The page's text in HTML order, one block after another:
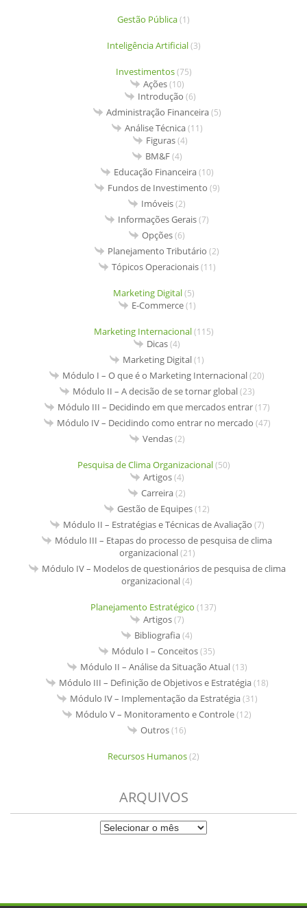
Gestão Pública(1)
Inteligência Artificial(3)
Investimentos(75)
Ações(10)
Introdução (6)
Administração Financeira(5)
Análise Técnica(11)
Figuras(4)
BM&F(4)
Educação Financeira(10)
Fundos de Investimento (9)
Imóveis(2)
Informações Gerais(7)
Opções(6)
Planejamento Tributário (2)
Tópicos Operacionais(11)
Marketing Digital(5)
E-Commerce(1)
Marketing Internacional(115)
Dicas(4)
Marketing Digital(1)
Módulo I – O que é o Marketing Internacional(20)
Módulo II – A decisão de se tornar global(23)
Módulo III – Decidindo em que mercados entrar(17)
Módulo IV – Decidindo como entrar no mercado (47)
Vendas(2)
Pesquisa de Clima Organizacional(50)
Artigos(4)
Carreira(2)
Gestão de Equipes(12)
Módulo II – Estratégias e Técnicas de Avaliação (7)
Módulo III – Etapas do processo de pesquisa de clima
organizacional(21)
Módulo IV – Modelos de questionários de pesquisa de clima
organizacional(4)
Planejamento Estratégico (137)
Artigos(7)
Bibliografia(4)
Módulo I – Conceitos(35)
Módulo II – Análise da Situação Atual(13)
Módulo III – Definição de Objetivos e Estratégia(18)
Módulo IV – Implementação da Estratégia(31)
Módulo V – Monitoramento e Controle(12)
Outros(16)
Recursos Humanos(2)
ARQUIVOS